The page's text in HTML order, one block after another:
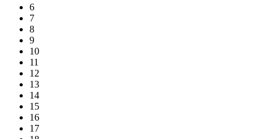
6
7
8
9
10
11
12
13
14
15
16
17